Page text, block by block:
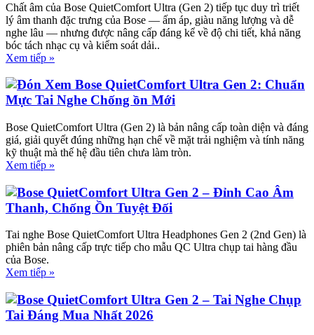
Chất âm của Bose QuietComfort Ultra (Gen 2) tiếp tục duy trì triết
lý âm thanh đặc trưng của Bose — ấm áp, giàu năng lượng và dễ
nghe lâu — nhưng được nâng cấp đáng kể về độ chi tiết, khả năng
bóc tách nhạc cụ và kiểm soát dải..
Xem tiếp »
Đón Xem Bose QuietComfort Ultra Gen 2: Chuẩn
Mực Tai Nghe Chống ồn Mới
Bose QuietComfort Ultra (Gen 2) là bản nâng cấp toàn diện và đáng
giá, giải quyết đúng những hạn chế về mặt trải nghiệm và tính năng
kỹ thuật mà thế hệ đầu tiên chưa làm tròn.
Xem tiếp »
Bose QuietComfort Ultra Gen 2 – Đỉnh Cao Âm
Thanh, Chống Ồn Tuyệt Đối
Tai nghe Bose QuietComfort Ultra Headphones Gen 2 (2nd Gen) là
phiên bản nâng cấp trực tiếp cho mẫu QC Ultra chụp tai hàng đầu
của Bose.
Xem tiếp »
Bose QuietComfort Ultra Gen 2 – Tai Nghe Chụp
Tai Đáng Mua Nhất 2026